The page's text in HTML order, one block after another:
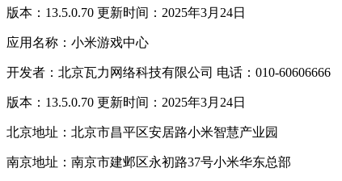
版本：13.5.0.70 更新时间：2025年3月24日
应用名称：小米游戏中心
开发者：北京瓦力网络科技有限公司 电话：010-60606666
版本：13.5.0.70 更新时间：2025年3月24日
北京地址：北京市昌平区安居路小米智慧产业园
南京地址：南京市建邺区永初路37号小米华东总部